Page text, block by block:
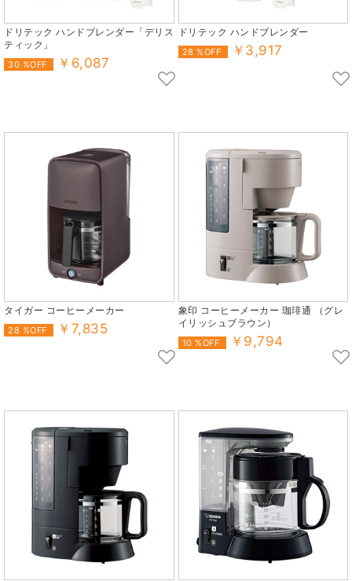
ドリテック ハンドブレンダー「デリス
ティック」
30 %OFF ￥6,087
ドリテック ハンドブレンダー
28 %OFF ￥3,917
タイガー コーヒーメーカー
28 %OFF ￥7,835
象印 コーヒーメーカー 珈琲通 （グレ
イリッシュブラウン）
10 %OFF ￥9,794